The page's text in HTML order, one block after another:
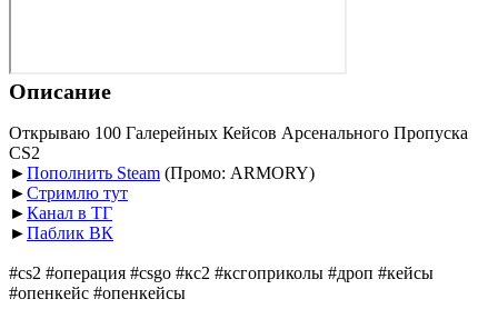
Описание
Открываю 100 Галерейных Кейсов Арсенального Пропуска
CS2
►Пополнить Steam (Промо: ARMORY)
►Стримлю тут
►Канал в ТГ
►Паблик ВК
#cs2 #операция #csgo #кс2 #ксгоприколы #дроп #кейсы
#опенкейс #опенкейсы